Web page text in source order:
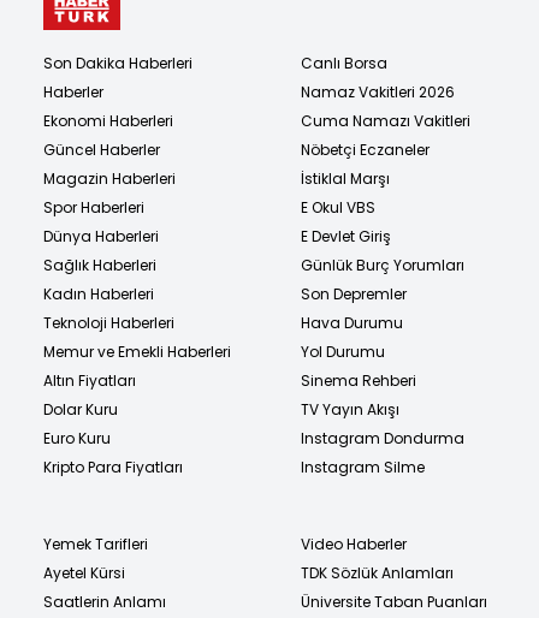
Son Dakika Haberleri
Haberler
Ekonomi Haberleri
Güncel Haberler
Magazin Haberleri
Spor Haberleri
Dünya Haberleri
Sağlık Haberleri
Kadın Haberleri
Teknoloji Haberleri
Memur ve Emekli Haberleri
Altın Fiyatları
Dolar Kuru
Euro Kuru
Kripto Para Fiyatları
Canlı Borsa
Namaz Vakitleri 2026
Cuma Namazı Vakitleri
Nöbetçi Eczaneler
İstiklal Marşı
E Okul VBS
E Devlet Giriş
Günlük Burç Yorumları
Son Depremler
Hava Durumu
Yol Durumu
Sinema Rehberi
TV Yayın Akışı
Instagram Dondurma
Instagram Silme
Yemek Tarifleri
Ayetel Kürsi
Saatlerin Anlamı
Video Haberler
TDK Sözlük Anlamları
Üniversite Taban Puanları